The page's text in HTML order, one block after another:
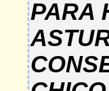
PARA